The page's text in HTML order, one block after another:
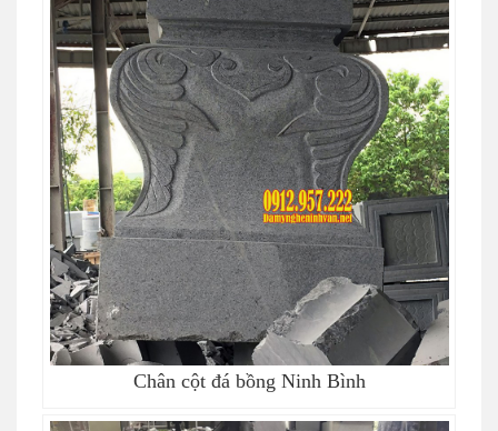
Chân cột đá bồng Ninh Bình